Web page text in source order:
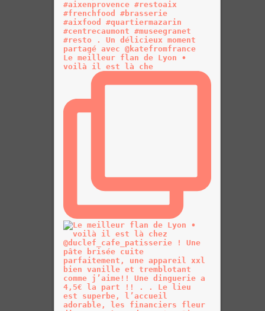
Le meilleur flan de Lyon •
voilà il est là che